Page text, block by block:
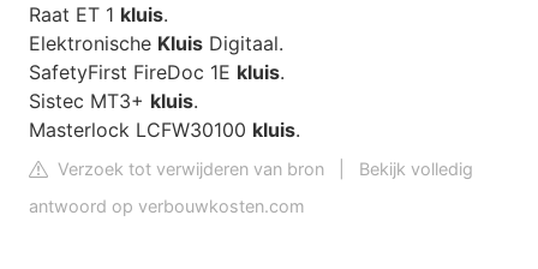
Raat ET 1 kluis.
Elektronische Kluis Digitaal.
SafetyFirst FireDoc 1E kluis.
Sistec MT3+ kluis.
Masterlock LCFW30100 kluis.
Verzoek tot verwijderen van bron
Bekijk volledig
antwoord op verbouwkosten.com